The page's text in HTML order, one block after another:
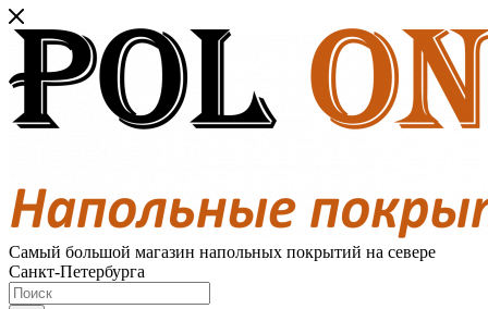
Самый большой магазин напольных покрытий на севере
Санкт-Петербурга